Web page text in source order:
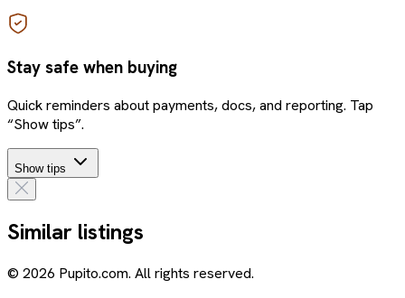
Stay safe when buying
Quick reminders about payments, docs, and reporting. Tap
“Show tips”.
Show tips
Similar listings
© 2026 Pupito.com. All rights reserved.